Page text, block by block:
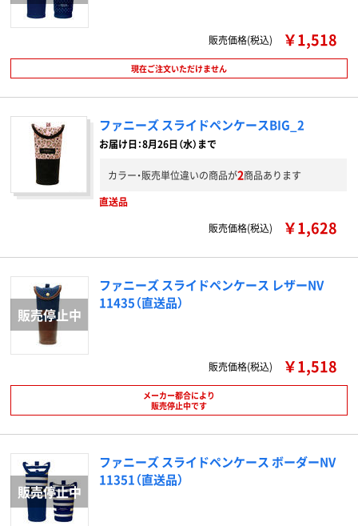
販売価格(税込) ￥1,518
現在ご注文いただけません
ファニーズ スライドペンケースBIG_2
お届け日：8月26日（水）まで
カラー・販売単位違いの商品が2商品あります
直送品
販売価格(税込)
￥1,628
ファニーズ スライドペンケース レザーNV
11435（直送品）
販売価格(税込) ￥1,518
メーカー都合により
販売停止中です
ファニーズ スライドペンケース ボーダーNV
11351（直送品）